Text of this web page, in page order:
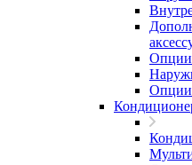
Опции
Опции